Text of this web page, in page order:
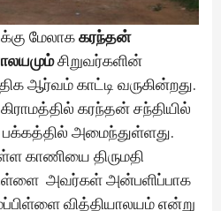
மேலாககரந்தன்
சிறுவர்களின்
ஆர்வம் காட்டி வருகின்றது.
கரந்தன் சந்தியில்
பக்கத்தில் அமைந்துள்ளது.
காணியை திருமதி
அவர்கள் அன்பளிப்பாக
வித்தியாலயம் என்று